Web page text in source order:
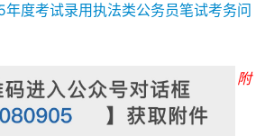
度考试录用执法类公务员笔试考务问
附